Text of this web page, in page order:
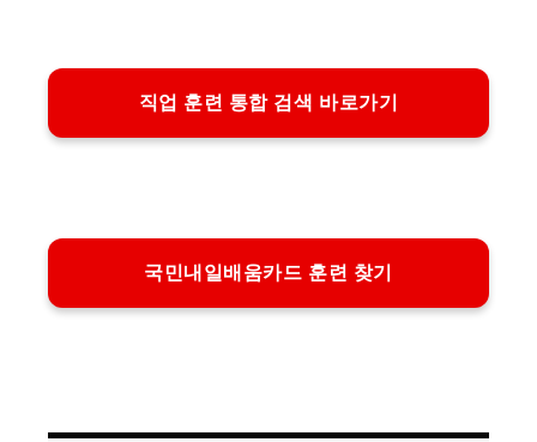
직업 훈련 통합 검색 바로가기
국민내일배움카드 훈련 찾기